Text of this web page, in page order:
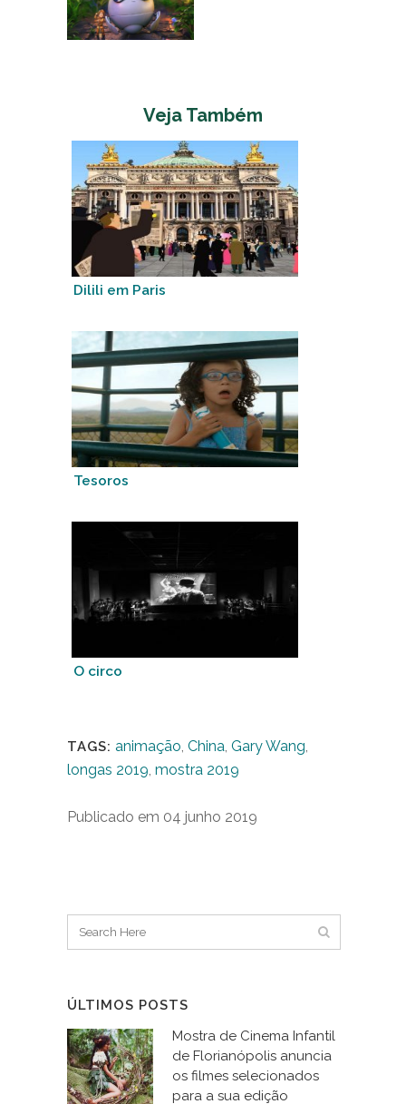
Veja Também
Dilili em Paris
Tesoros
O circo
TAGS: animação China Gary Wang
longas 2019 mostra 2019
Publicado em 04 junho 2019
ÚLTIMOS POSTS
Mostra de Cinema Infantil
de Florianópolis anuncia
os filmes selecionados
para a sua edição